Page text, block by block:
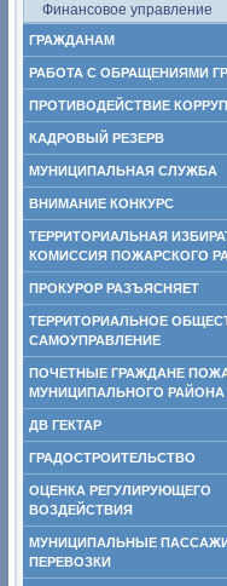
Финансовое управление
ГРАЖДАНАМ
РАБОТА С ОБРАЩЕНИЯМИ
ПРОТИВОДЕЙСТВИЕ
КАДРОВЫЙ РЕЗЕРВ
МУНИЦИПАЛЬНАЯ СЛУЖБА
ВНИМАНИЕ КОНКУРС
ТЕРРИТОРИАЛЬНАЯ
КОМИССИЯ ПОЖАРСКОГО
ПРОКУРОР РАЗЪЯСНЯЕТ
ТЕРРИТОРИАЛЬНОЕ
САМОУПРАВЛЕНИЕ
ПОЧЕТНЫЕ ГРАЖДАНЕ
МУНИЦИПАЛЬНОГО РАЙОНА
ДВ ГЕКТАР
ГРАДОСТРОИТЕЛЬСТВО
ОЦЕНКА РЕГУЛИРУЮЩЕГО
ВОЗДЕЙСТВИЯ
МУНИЦИПАЛЬНЫЕ
ПЕРЕВОЗКИ